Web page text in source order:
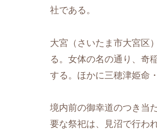
社である。
大宮（さいたま市大宮区
る。女体の名の通り、奇
する。ほかに三穂津姫命
境内前の御幸道のつき当
要な祭祀は、見沼で行わ